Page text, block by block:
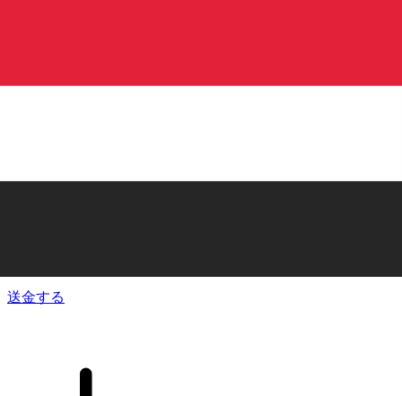
Xe 国際送金
送金する